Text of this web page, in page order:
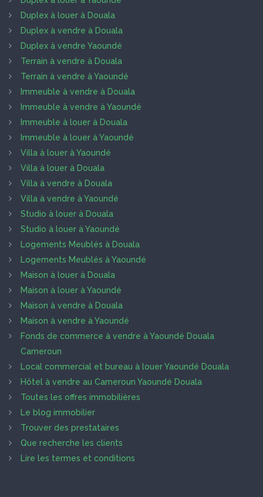
Duplex à louer à Douala
Duplex à vendre à Douala
Duplex à vendre Yaoundé
Terrain à vendre à Douala
Terrain à vendre à Yaoundé
Immeuble à vendre à Douala
Immeuble à vendre à Yaoundé
Immeuble à louer à Douala
Immeuble à louer à Yaoundé
Villa à louer à Yaoundé
Villa à louer à Douala
Villa à vendre à Douala
Villa à vendre à Yaoundé
Studio à louer à Douala
Studio à louer à Yaoundé
Logements Meublés à Douala
Logements Meublés à Yaoundé
Maison à louer à Douala
Maison à louer à Yaoundé
Maison à vendre à Douala
Maison à vendre à Yaoundé
Fonds de commerce à vendre à Yaoundé Douala
Cameroun
Local commercial et bureau à louer Yaoundé Douala
Hôtel à vendre au Cameroun Yaoundé Douala
Toutes les offres immobilières
Le blog immobilier
Trouver des prestataires
Que recherche les clients
Lire les termes et conditions